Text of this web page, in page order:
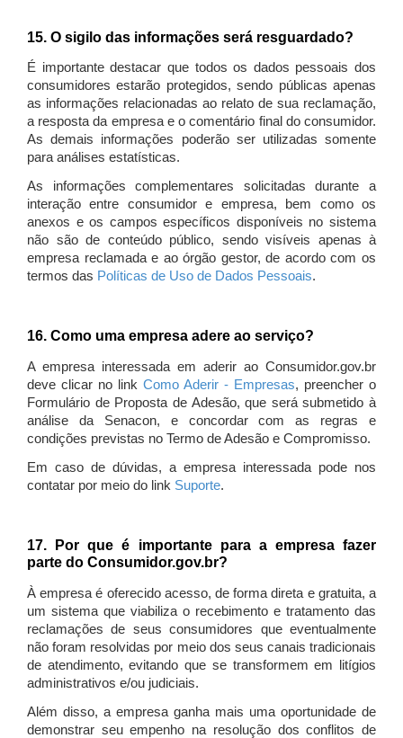
15. O sigilo das informações será resguardado?
É importante destacar que todos os dados pessoais dos
consumidores estarão protegidos, sendo públicas apenas
as informações relacionadas ao relato de sua reclamação,
a resposta da empresa e o comentário final do consumidor.
As demais informações poderão ser utilizadas somente
para análises estatísticas.
As informações complementares solicitadas durante a
interação entre consumidor e empresa, bem como os
anexos e os campos específicos disponíveis no sistema
não são de conteúdo público, sendo visíveis apenas à
empresa reclamada e ao órgão gestor, de acordo com os
termos das Políticas de Uso de Dados Pessoais.
16. Como uma empresa adere ao serviço?
A empresa interessada em aderir ao Consumidor.gov.br
deve clicar no link Como Aderir - Empresas, preencher o
Formulário de Proposta de Adesão, que será submetido à
análise da Senacon, e concordar com as regras e
condições previstas no Termo de Adesão e Compromisso.
Em caso de dúvidas, a empresa interessada pode nos
contatar por meio do link Suporte.
17. Por que é importante para a empresa fazer
parte do Consumidor.gov.br?
À empresa é oferecido acesso, de forma direta e gratuita, a
um sistema que viabiliza o recebimento e tratamento das
reclamações de seus consumidores que eventualmente
não foram resolvidas por meio dos seus canais tradicionais
de atendimento, evitando que se transformem em litígios
administrativos e/ou judiciais.
Além disso, a empresa ganha mais uma oportunidade de
demonstrar seu empenho na resolução dos conflitos de